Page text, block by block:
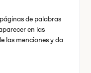
de palabras
en las
las menciones y da